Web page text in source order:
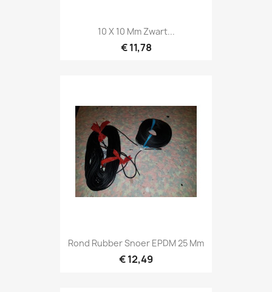
10 X 10 Mm Zwart...
€ 11,78
Rond Rubber Snoer EPDM 25 Mm
€ 12,49